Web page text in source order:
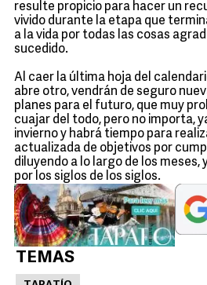
resulte propicio para hacer un
vivido durante la etapa que
a la vida por todas las cosas
sucedido.
Al caer la última hoja del
abre otro, vendrán de seguro
planes para el futuro, que muy
cuajar del todo, pero no importa,
invierno y habrá tiempo para
actualizada de objetivos por
diluyendo a lo largo de los meses,
por los siglos de los siglos.
TEMAS